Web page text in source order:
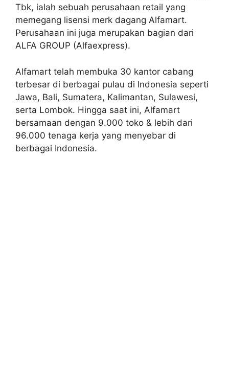
Tbk, ialah sebuah perusahaan retail yang
memegang lisensi merk dagang Alfamart.
Perusahaan ini juga merupakan bagian dari
ALFA GROUP (Alfaexpress).
Alfamart telah membuka 30 kantor cabang
terbesar di berbagai pulau di Indonesia seperti
Jawa, Bali, Sumatera, Kalimantan, Sulawesi,
serta Lombok. Hingga saat ini, Alfamart
bersamaan dengan 9.000 toko & lebih dari
96.000 tenaga kerja yang menyebar di
berbagai Indonesia.